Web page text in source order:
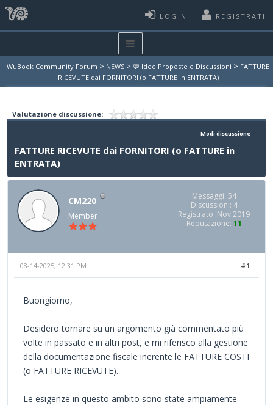
LOGIN REGISTRATI
WuBook Community Forum > NEWS > 💬 Idee Proposte e Discussioni > FATTURE
RICEVUTE dai FORNITORI (o FATTURE in ENTRATA)
Valutazione discussione:
Modi discussione
FATTURE RICEVUTE dai FORNITORI (o FATTURE in
ENTRATA)
CM220
Member
Messaggi: 54
Discussioni: 4
Registrato: Nov 2019
Reputazione: 11
#1
08-14-2025, 12:31 PM
Buongiorno,
Desidero tornare su un argomento già commentato più
volte in passato e in altri post, e mi riferisco alla gestione
della documentazione fiscale inerente le FATTURE COSTI
(o FATTURE RICEVUTE).
Le esigenze in questo ambito sono state ampiamente